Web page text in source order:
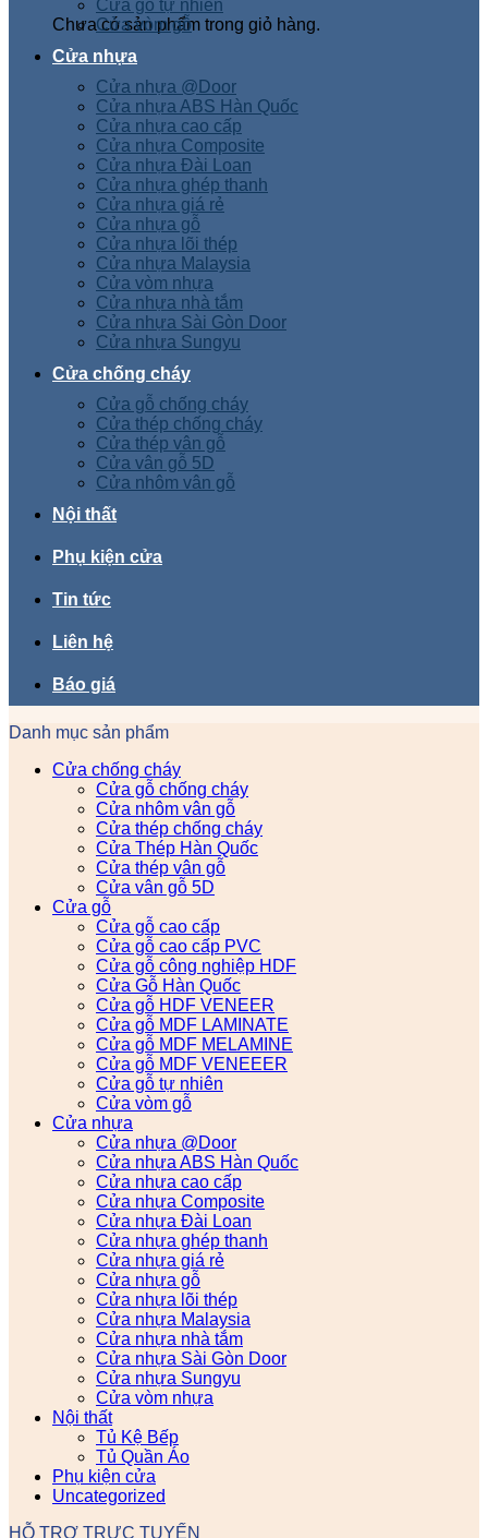
Chưa có sản phẩm trong giỏ hàng.
Cửa gỗ tự nhiên
Cửa vòm gỗ
Cửa nhựa
Cửa nhựa @Door
Cửa nhựa ABS Hàn Quốc
Cửa nhựa cao cấp
Cửa nhựa Composite
Cửa nhựa Đài Loan
Cửa nhựa ghép thanh
Cửa nhựa giá rẻ
Cửa nhựa gỗ
Cửa nhựa lõi thép
Cửa nhựa Malaysia
Cửa vòm nhựa
Cửa nhựa nhà tắm
Cửa nhựa Sài Gòn Door
Cửa nhựa Sungyu
Cửa chống cháy
Cửa gỗ chống cháy
Cửa thép chống cháy
Cửa thép vân gỗ
Cửa vân gỗ 5D
Cửa nhôm vân gỗ
Nội thất
Phụ kiện cửa
Tin tức
Liên hệ
Báo giá
Danh mục sản phẩm
Cửa chống cháy
Cửa gỗ chống cháy
Cửa nhôm vân gỗ
Cửa thép chống cháy
Cửa Thép Hàn Quốc
Cửa thép vân gỗ
Cửa vân gỗ 5D
Cửa gỗ
Cửa gỗ cao cấp
Cửa gỗ cao cấp PVC
Cửa gỗ công nghiệp HDF
Cửa Gỗ Hàn Quốc
Cửa gỗ HDF VENEER
Cửa gỗ MDF LAMINATE
Cửa gỗ MDF MELAMINE
Cửa gỗ MDF VENEEER
Cửa gỗ tự nhiên
Cửa vòm gỗ
Cửa nhựa
Cửa nhựa @Door
Cửa nhựa ABS Hàn Quốc
Cửa nhựa cao cấp
Cửa nhựa Composite
Cửa nhựa Đài Loan
Cửa nhựa ghép thanh
Cửa nhựa giá rẻ
Cửa nhựa gỗ
Cửa nhựa lõi thép
Cửa nhựa Malaysia
Cửa nhựa nhà tắm
Cửa nhựa Sài Gòn Door
Cửa nhựa Sungyu
Cửa vòm nhựa
Nội thất
Tủ Kệ Bếp
Tủ Quần Áo
Phụ kiện cửa
Uncategorized
HỖ TRỢ TRỰC TUYẾN